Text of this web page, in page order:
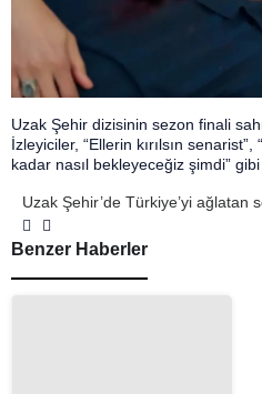
Uzak Şehir dizisinin sezon finali
İzleyiciler, “Ellerin kırılsın
kadar nasıl bekleyeceğiz şimdi”
Uzak Şehir’de Türkiye’yi ağlatan
etti
Benzer Haberler